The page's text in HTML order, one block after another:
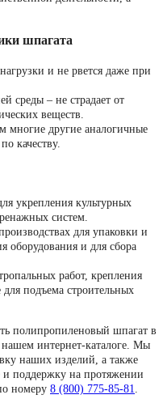
шпагата
и не рвется даже при
среды – не страдает от
веществ.
многие другие аналогичные
качеству.
укрепления культурных
систем.
для упаковки и
оборудования и для сбора
работ, крепления
подъема строительных
полипропиленовый шпагат в
интернет-каталоге. Мы
наших изделий, а также
поддержку на протяжении
номеру 8 (800) 775-85-81